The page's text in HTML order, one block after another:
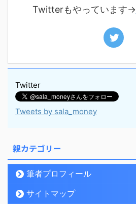
Twitterもやっています→
Twitter
Tweets by sala_money
親カテゴリー
筆者プロフィール
サイトマップ